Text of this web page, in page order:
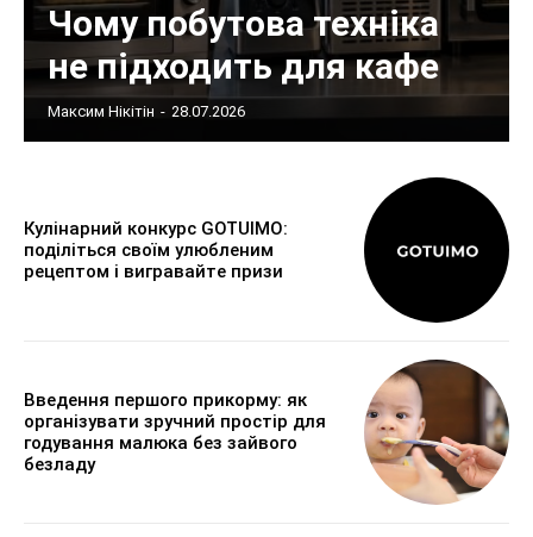
Чому побутова техніка
не підходить для кафе
Максим Нікітін - 28.07.2026
Кулінарний конкурс GOTUIMO:
поділіться своїм улюбленим
рецептом і вигравайте призи
Введення першого прикорму: як
організувати зручний простір для
годування малюка без зайвого
безладу